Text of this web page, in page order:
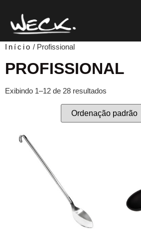
Início / Profissional
PROFISSIONAL
Exibindo 1–12 de 28 resultados